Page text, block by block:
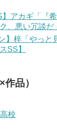
】アカギ「『希
、悪い冗談だ
】梓「やっと
SS】
品）
校